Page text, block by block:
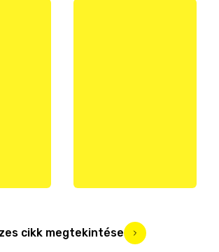
cikk megtekintése